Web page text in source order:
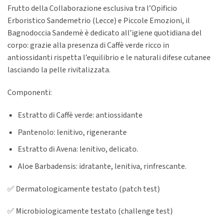
Frutto della Collaborazione esclusiva tra l’Opificio
Erboristico Sandemetrio (Lecce) e Piccole Emozioni, il
Bagnodoccia Sandemè è dedicato all’igiene quotidiana del
corpo: grazie alla presenza di Caffè verde ricco in
antiossidanti rispetta l’equilibrio e le naturali difese cutanee
lasciando la pelle rivitalizzata.
Componenti:
Estratto di Caffè verde: antiossidante
Pantenolo: lenitivo, rigenerante
Estratto di Avena: lenitivo, delicato.
Aloe Barbadensis: idratante, lenitiva, rinfrescante.
✅ Dermatologicamente testato (patch test)
✅ Microbiologicamente testato (challenge test)